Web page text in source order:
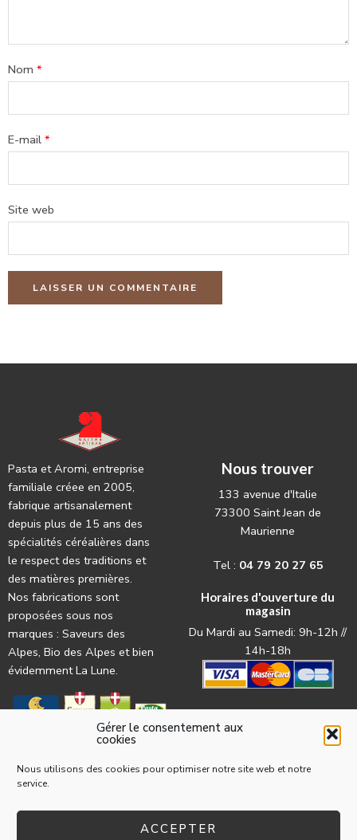
Gérer le consentement aux
cookies
Nous utilisons des cookies pour optimiser notre site web et notre
service.
ACCEPTER
Nom *
E-mail *
Site web
Pasta et Aromi, entreprise
familiale créee en 2005,
fabrique artisanalement
depuis plus de 15 ans des
spécialités céréalières dans
le respect des traditions et
des matières premières.
Nos fabrications sont
proposées sous nos
marques : Saveurs des
Alpes, Bio des Alpes et bien
évidemment La Lune.
Nous trouver
133 avenue d'Italie
73300 Saint Jean de
Maurienne
Tel : 04 79 20 27 65
Horaires d'ouverture du
magasin
Du Mardi au Samedi: 9h-12h //
14h-18h
© 2022 La Pasta par l'
Conditions générales d’utilisation